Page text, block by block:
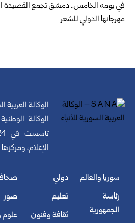
في يومه الخامس.. دمشق تجمع القصيدة
مهرجانها الدولي للشعر
الوكالة العربية
الوكالة
الإعلام،
سوريا والعالم
رئاسة
الجمهورية
دولي
تعليم
ثقافة وفنون
صور
علوم